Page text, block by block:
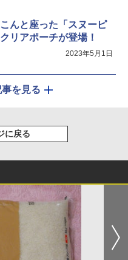
んと座った「スヌーピ
リアポーチが登場！
2023年5月1日
を見る
に戻る